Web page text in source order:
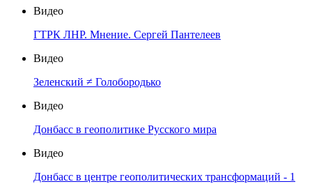
Видео
ГТРК ЛНР. Мнение. Сергей Пантелеев
Видео
Зеленский ≠ Голобородько
Видео
Донбасс в геополитике Русского мира
Видео
Донбасс в центре геополитических трансформаций - 1